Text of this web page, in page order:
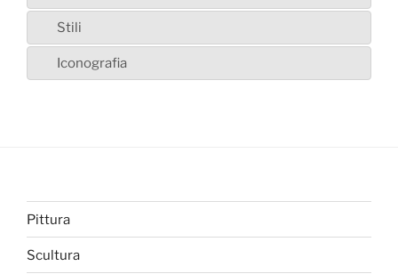
Stili
Iconografia
Pittura
Scultura